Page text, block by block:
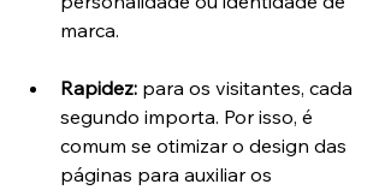
marca.
Rapidez: para os visitantes, cada
segundo importa. Por isso, é
comum se otimizar o design das
páginas para auxiliar os